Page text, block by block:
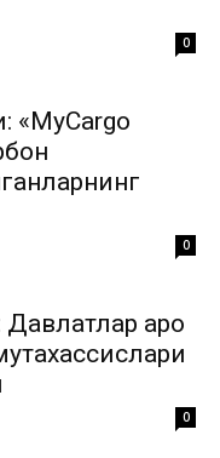
0
«MyCargo
0
аро
0